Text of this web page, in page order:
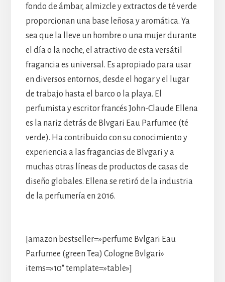
fondo de ámbar, almizcle y extractos de té verde
proporcionan una base leñosa y aromática. Ya
sea que la lleve un hombre o una mujer durante
el día o la noche, el atractivo de esta versátil
fragancia es universal. Es apropiado para usar
en diversos entornos, desde el hogar y el lugar
de trabajo hasta el barco o la playa. El
perfumista y escritor francés John-Claude Ellena
es la nariz detrás de Blvgari Eau Parfumee (té
verde). Ha contribuido con su conocimiento y
experiencia a las fragancias de Blvgari y a
muchas otras líneas de productos de casas de
diseño globales. Ellena se retiró de la industria
de la perfumería en 2016.
[amazon bestseller=»perfume Bvlgari Eau
Parfumee (green Tea) Cologne Bvlgari»
items=»10″ template=»table»]